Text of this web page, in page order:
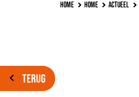
Home Home Actueel
TERUG